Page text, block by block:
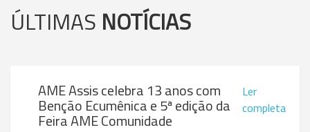
ÚLTIMAS NOTÍCIAS
AME Assis celebra 13 anos com
Benção Ecumênica e 5ª edição da
Feira AME Comunidade
Ler
completa